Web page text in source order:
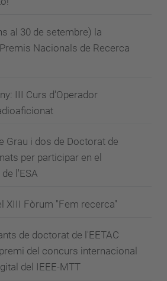
al 30 de setembre) la
Nacionals de Recerca
III Curs d'Operador
Grau i dos de Doctorat de
per participar en el
l'ESA
XIII Fòrum "Fem recerca"
de doctorat de l'EETAC
del concurs internacional
del IEEE-MTT